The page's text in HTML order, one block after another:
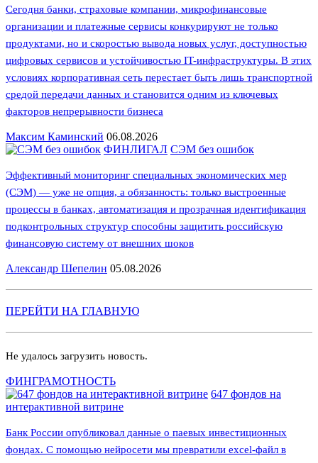
Сегодня банки, страховые компании, микрофинансовые
организации и платежные сервисы конкурируют не только
продуктами, но и скоростью вывода новых услуг, доступностью
цифровых сервисов и устойчивостью IT-инфраструктуры. В этих
условиях корпоративная сеть перестает быть лишь транспортной
средой передачи данных и становится одним из ключевых
факторов непрерывности бизнеса
Максим Каминский 06.08.2026
ФИНЛИГАЛ СЭМ без ошибок
Эффективный мониторинг специальных экономических мер
(СЭМ) — уже не опция, а обязанность: только выстроенные
процессы в банках, автоматизация и прозрачная идентификация
подконтрольных структур способны защитить российскую
финансовую систему от внешних шоков
Александр Шепелин 05.08.2026
ПЕРЕЙТИ НА ГЛАВНУЮ
Не удалось загрузить новость.
ФИНГРАМОТНОСТЬ
647 фондов на
интерактивной витрине
Банк России опубликовал данные о паевых инвестиционных
фондах. С помощью нейросети мы превратили excel-файл в